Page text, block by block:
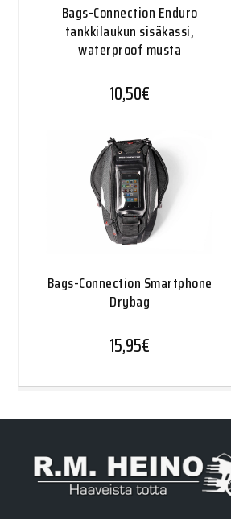
Bags-Connection Enduro
tankkilaukun sisäkassi,
waterproof musta
10,50€
Bags-Connection Smartphone
Drybag
15,95€